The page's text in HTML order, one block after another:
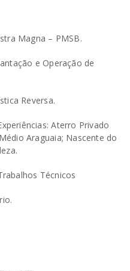
Magna – PMSB.
e Operação de
Reversa.
Aterro Privado
Araguaia; Nascente do
Técnicos